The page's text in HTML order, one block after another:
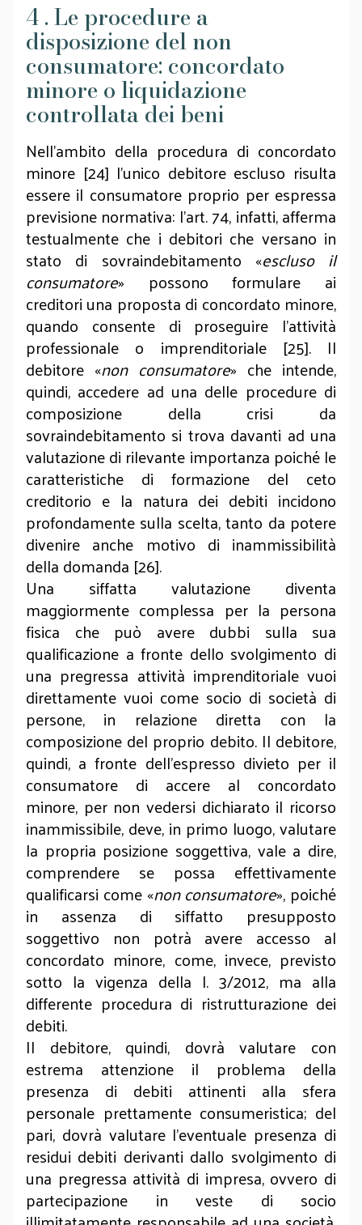
4 . Le procedure a
disposizione del non
consumatore: concordato
minore o liquidazione
controllata dei beni
Nell’ambito della procedura di concordato
minore [24] l’unico debitore escluso risulta
essere il consumatore proprio per espressa
previsione normativa: l’art. 74, infatti, afferma
testualmente che i debitori che versano in
stato di sovraindebitamento «escluso il
consumatore» possono formulare ai
creditori una proposta di concordato minore,
quando consente di proseguire l’attività
professionale o imprenditoriale [25]. Il
debitore «non consumatore» che intende,
quindi, accedere ad una delle procedure di
composizione della crisi da
sovraindebitamento si trova davanti ad una
valutazione di rilevante importanza poiché le
caratteristiche di formazione del ceto
creditorio e la natura dei debiti incidono
profondamente sulla scelta, tanto da potere
divenire anche motivo di inammissibilità
della domanda [26].
Una siffatta valutazione diventa
maggiormente complessa per la persona
fisica che può avere dubbi sulla sua
qualificazione a fronte dello svolgimento di
una pregressa attività imprenditoriale vuoi
direttamente vuoi come socio di società di
persone, in relazione diretta con la
composizione del proprio debito. Il debitore,
quindi, a fronte dell’espresso divieto per il
consumatore di accere al concordato
minore, per non vedersi dichiarato il ricorso
inammissibile, deve, in primo luogo, valutare
la propria posizione soggettiva, vale a dire,
comprendere se possa effettivamente
qualificarsi come «non consumatore», poiché
in assenza di siffatto presupposto
soggettivo non potrà avere accesso al
concordato minore, come, invece, previsto
sotto la vigenza della l. 3/2012, ma alla
differente procedura di ristrutturazione dei
debiti.
Il debitore, quindi, dovrà valutare con
estrema attenzione il problema della
presenza di debiti attinenti alla sfera
personale prettamente consumeristica; del
pari, dovrà valutare l’eventuale presenza di
residui debiti derivanti dallo svolgimento di
una pregressa attività di impresa, ovvero di
partecipazione in veste di socio